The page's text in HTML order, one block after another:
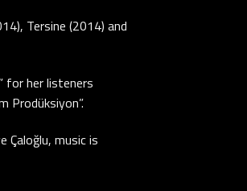
Tersine (2014) and
for her listeners
Prodüksiyon”.
Çaloğlu, music is